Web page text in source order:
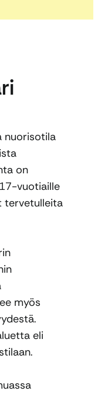
nuorisotila
on
vuotiaille
tervetulleita
myös
eli